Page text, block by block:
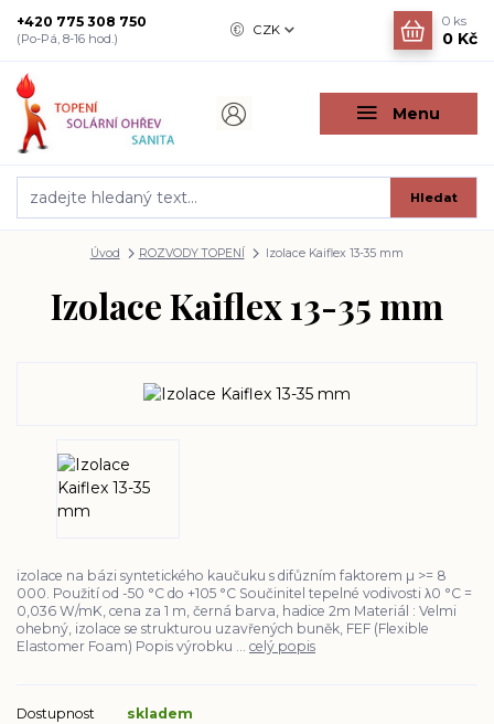
Menu
CZK
Hledat
+420 775 308 750
(Po-Pá, 8-16 hod.)
0 ks
0 Kč
Úvod ROZVODY TOPENÍ Izolace Kaiflex 13-35 mm
Izolace Kaiflex 13-35 mm
izolace na bázi syntetického kaučuku s difůzním faktorem µ >= 8
000. Použití od -50 °C do +105 °C Součinitel tepelné vodivosti λ0 °C =
0,036 W/mK, cena za 1 m, černá barva, hadice 2m Materiál : Velmi
ohebný, izolace se strukturou uzavřených buněk, FEF (Flexible
Elastomer Foam) Popis výrobku ... celý popis
Dostupnost skladem